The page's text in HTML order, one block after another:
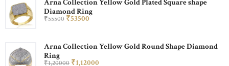
Arna Collection Yellow Gold Plated Square shape
Diamond Ring
₹55500 ₹53500
Arna Collection Yellow Gold Round Shape Diamond
Ring
₹1,20000 ₹1,12000